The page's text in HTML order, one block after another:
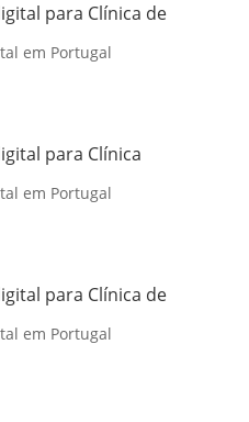
para Clínica de
em Portugal
para Clínica
em Portugal
para Clínica de
em Portugal